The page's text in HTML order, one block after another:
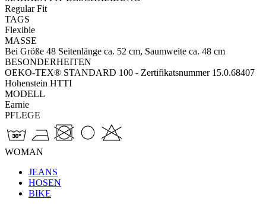
Regular Fit
TAGS
Flexible
MASSE
Bei Größe 48 Seitenlänge ca. 52 cm, Saumweite ca. 48 cm
BESONDERHEITEN
OEKO-TEX® STANDARD 100 - Zertifikatsnummer 15.0.68407
Hohenstein HTTI
MODELL
Earnie
PFLEGE
WOMAN
JEANS
HOSEN
BIKE